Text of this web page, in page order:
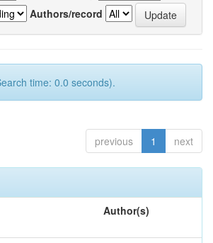
Authors/record
time: 0.0 seconds).
previous 1 next
Author(s)